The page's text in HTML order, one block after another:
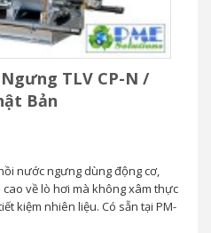
TLV CP-N /
Bản
nước ngưng dùng động cơ,
về lò hơi mà không xâm thực
kiệm nhiên liệu. Có sẵn tại PM-